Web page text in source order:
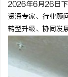
2026年6月26日下
资深专家、行业顾
转型升级、协同发